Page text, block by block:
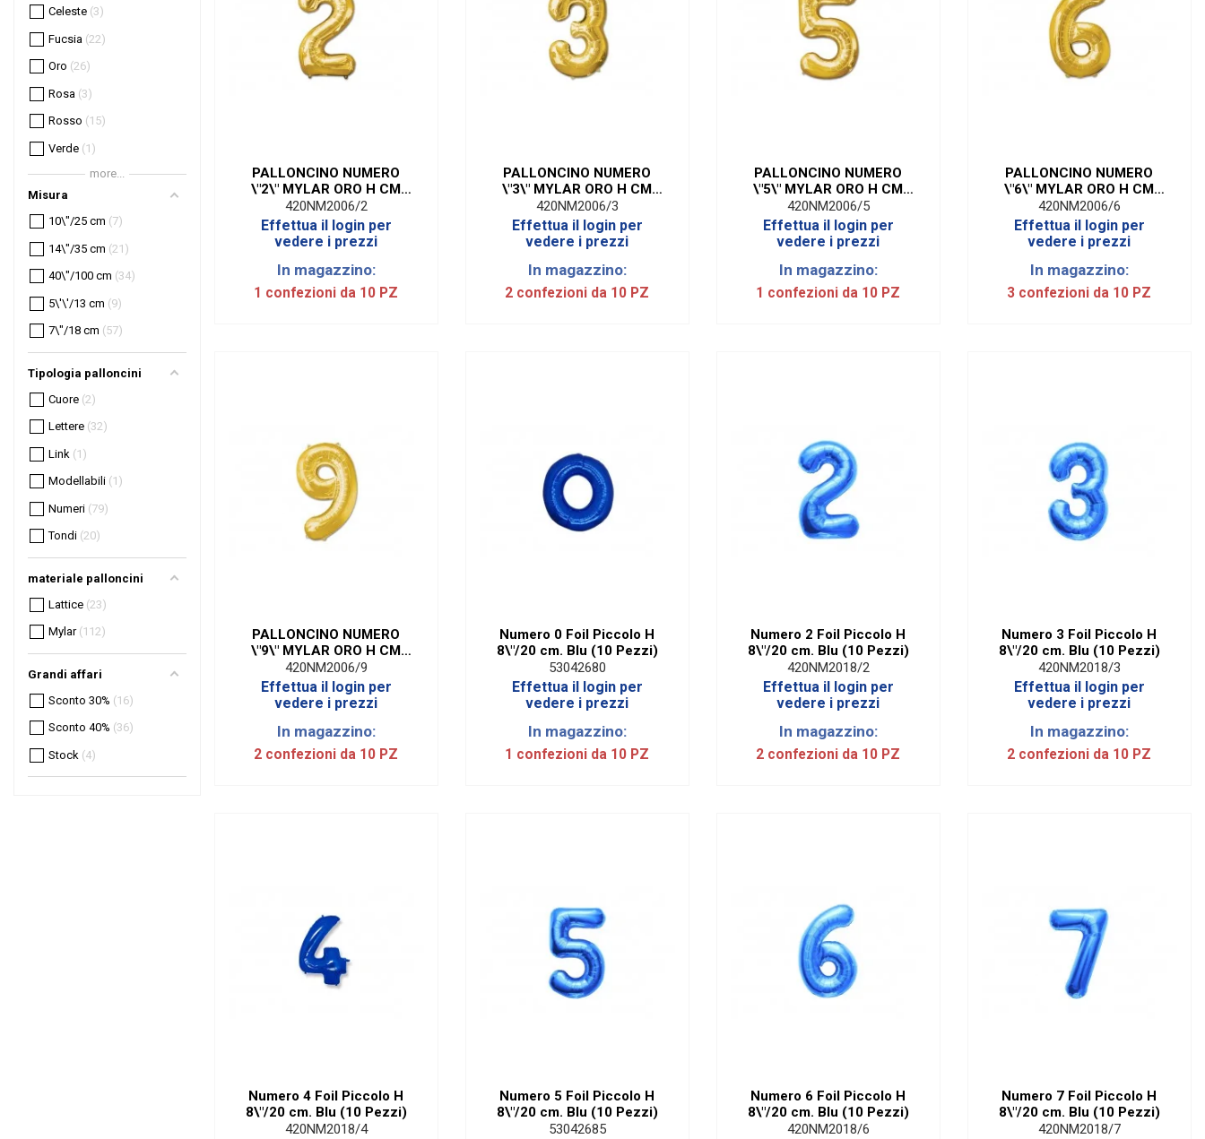
PALLONCINO NUMERO
\"2\" MYLAR ORO H CM
20/8'' (10 PEZZI)
420NM2006/2
Effettua il login per
vedere i prezzi
In magazzino:
1 confezioni da 10 PZ
PALLONCINO NUMERO
\"3\" MYLAR ORO H CM
20/8'' (10 PEZZI)
420NM2006/3
Effettua il login per
vedere i prezzi
In magazzino:
2 confezioni da 10 PZ
PALLONCINO NUMERO
\"5\" MYLAR ORO H CM
20/8'' (10 PEZZI)
420NM2006/5
Effettua il login per
vedere i prezzi
In magazzino:
1 confezioni da 10 PZ
PALLONCINO NUMERO
\"6\" MYLAR ORO H CM
20/8'' (10 PEZZI)
420NM2006/6
Effettua il login per
vedere i prezzi
In magazzino:
3 confezioni da 10 PZ
PALLONCINO NUMERO
\"9\" MYLAR ORO H CM
20/8'' (10 PEZZI)
420NM2006/9
Effettua il login per
vedere i prezzi
In magazzino:
2 confezioni da 10 PZ
Numero 0 Foil Piccolo H
8\"/20 cm. Blu (10 Pezzi)
53042680
Effettua il login per
vedere i prezzi
In magazzino:
1 confezioni da 10 PZ
Numero 2 Foil Piccolo H
8\"/20 cm. Blu (10 Pezzi)
420NM2018/2
Effettua il login per
vedere i prezzi
In magazzino:
2 confezioni da 10 PZ
Numero 3 Foil Piccolo H
8\"/20 cm. Blu (10 Pezzi)
420NM2018/3
Effettua il login per
vedere i prezzi
In magazzino:
2 confezioni da 10 PZ
Numero 4 Foil Piccolo H
8\"/20 cm. Blu (10 Pezzi)
420NM2018/4
Numero 5 Foil Piccolo H
8\"/20 cm. Blu (10 Pezzi)
53042685
Numero 6 Foil Piccolo H
8\"/20 cm. Blu (10 Pezzi)
420NM2018/6
Numero 7 Foil Piccolo H
8\"/20 cm. Blu (10 Pezzi)
420NM2018/7
Celeste 3
Fucsia 22
Oro 26
Rosa 3
Rosso 15
Verde 1
more...
Misura
10\"/25 cm 7
14\"/35 cm 21
40\"/100 cm 34
5\'\'/13 cm 9
7\"/18 cm 57
Tipologia palloncini
Cuore 2
Lettere 32
Link 1
Modellabili 1
Numeri 79
Tondi 20
materiale palloncini
Lattice 23
Mylar 112
Grandi affari
Sconto 30% 16
Sconto 40% 36
Stock 4